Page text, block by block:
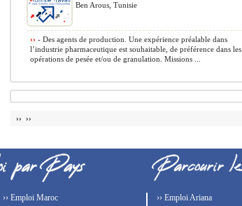
Ben Arous, Tunisie
›› - Des agents de production. Une expérience préalable dans
l’industrie pharmaceutique est souhaitable, de préférence dans les
opérations de pesée et/ou de granulation. Missions ...
›› ››
›› Emploi Maroc
›› Emploi Ariana